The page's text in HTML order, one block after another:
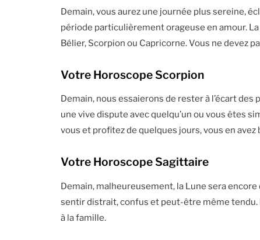
Demain, vous aurez une journée plus sereine,
période particulièrement orageuse en amour.
Bélier, Scorpion ou Capricorne. Vous ne devez
Votre Horoscope Scorpion
Demain, nous essaierons de rester à l’écart
une vive dispute avec quelqu’un ou vous êtes
vous et profitez de quelques jours, vous en avez
Votre Horoscope Sagittaire
Demain, malheureusement, la Lune sera
sentir distrait, confus et peut-être même tendu.
à la famille.